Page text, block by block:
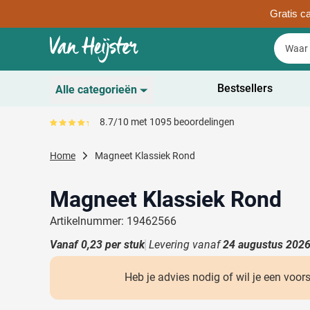
Gratis
Ga naar de inhoud Zoek
Zoek
Alle categorieën
Duurzaam
Toon submenu voor
Kantoorartikelen
Toon submenu voor
Tassen
Toon submenu voor
Toon submenu voor
Bestsellers
Gemiddeld reviewpercentage is 87
8.7/10 met 1095 beoordelingen
Home Magneet Klassiek Rond
Magneet Klassiek Rond
Artikelnummer: 19462566
Vanaf0,23 per stuk Levering vanaf24 augustus 2026
Heb je advies nodig of wil je een